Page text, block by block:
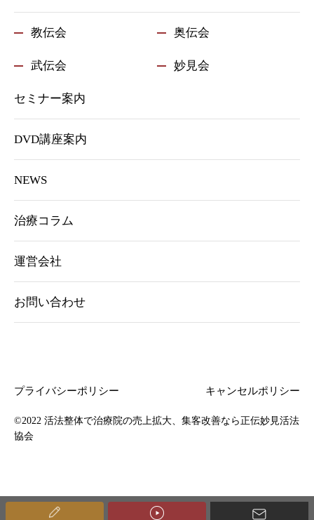
教伝会 奥伝会
武伝会 妙見会
セミナー案内
DVD講座案内
NEWS
治療コラム
運営会社
お問い合わせ
プライバシーポリシー キャンセルポリシー
©2022 活法整体で治療院の売上拡大、集客改善なら正伝妙見活法
協会